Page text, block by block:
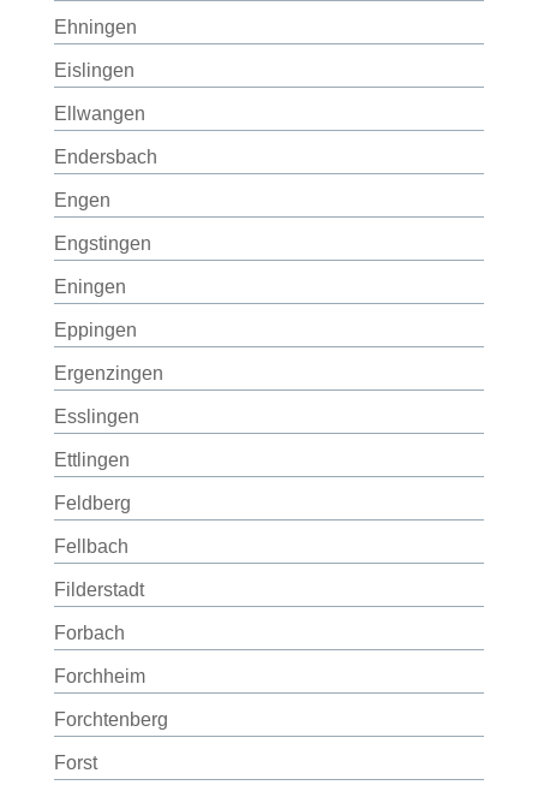
Ehningen
Eislingen
Ellwangen
Endersbach
Engen
Engstingen
Eningen
Eppingen
Ergenzingen
Esslingen
Ettlingen
Feldberg
Fellbach
Filderstadt
Forbach
Forchheim
Forchtenberg
Forst